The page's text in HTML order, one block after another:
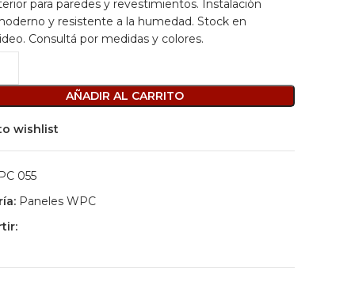
para paredes y revestimientos. Instalación
y resistente a la humedad. Stock en
Consultá por medidas y colores.
AÑADIR AL CARRITO
wishlist
055
Paneles WPC